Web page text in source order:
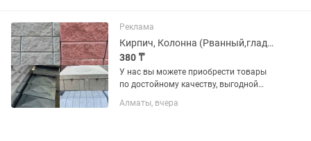
Реклама
Кирпич, Колонна (Рванный,гладкий), Шляпы для забора
380 ₸
У нас вы можете приобрести товары
по достойному качеству, выгодной
различные виды на «БРУСЧАТКА» ,
Алматы, вчера